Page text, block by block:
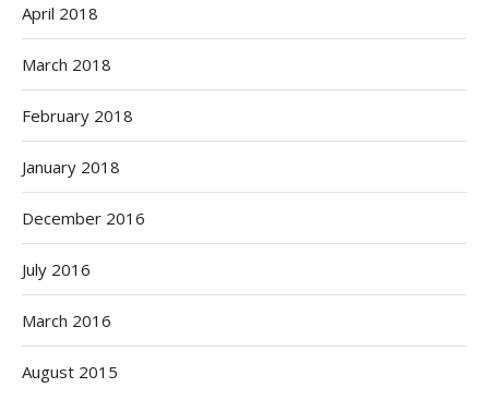
April 2018
March 2018
February 2018
January 2018
December 2016
July 2016
March 2016
August 2015